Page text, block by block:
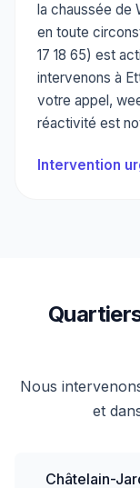
la chaussée de
en toute
17 18 65) est
intervenons à
votre appel,
réactivité est
Intervention
Nous
et
Châtelain-